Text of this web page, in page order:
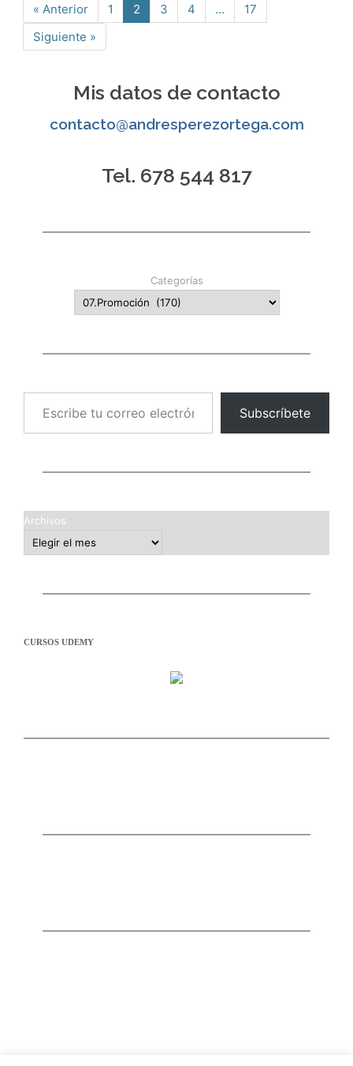
« Anterior Página
1 Página
2 Página
3 Página
4 … Página
17
Siguiente »
Mis datos de contacto
contacto@andresperezortega.com
Tel. 678 544 817
Categorías
Escribe tu correo electrónico…
Subscríbete
Archivos
CURSOS UDEMY